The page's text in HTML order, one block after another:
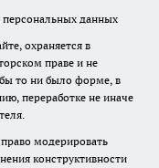
данных
охраняется в
праве и не
то ни было форме, в
переработке не иначе
модерировать
конструктивности